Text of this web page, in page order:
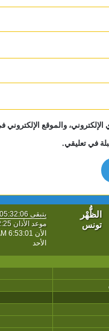
والموقع الإلكتروني
في تعليقي.